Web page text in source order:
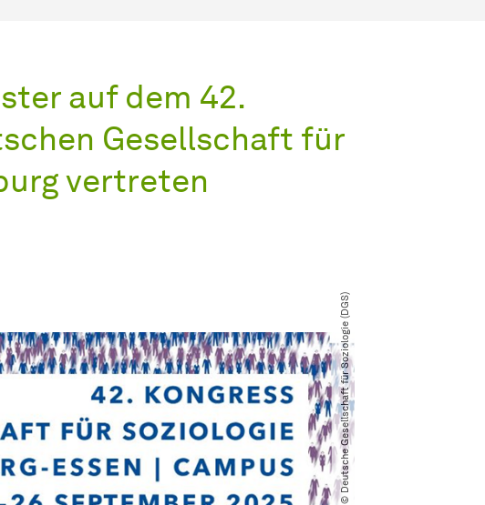
auf dem 42.
Gesellschaft für
vertreten
© Deutsche Gesellschaft für Soziologie (DGS)